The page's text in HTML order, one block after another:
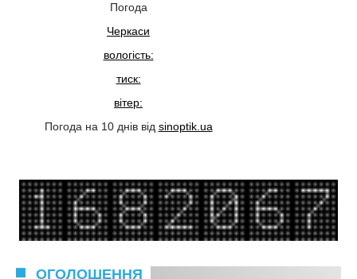
Погода
Черкаси
вологість:
тиск:
вітер:
Погода на 10 днів від sinoptik.ua
ОГОЛОШЕННЯ